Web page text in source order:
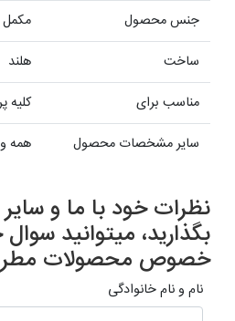
جنس محصول
مکمل
ساخت
هلند
مناسب برای
کلیه
سایر مشخصات محصول
همه
نظرات خود با ما و
بگذارید، میتوانید
خصوص محصولات
نام و نام خانوادگی